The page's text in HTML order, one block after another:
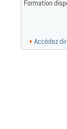
Formation
Accédez